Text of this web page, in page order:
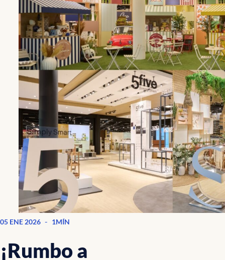
05 ENE 2026 - 1MÍN
¡Rumbo a